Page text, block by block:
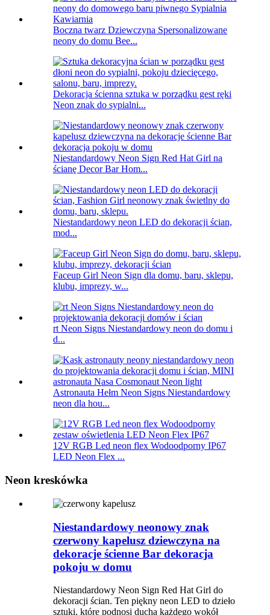
Boczna twarz Dziewczyna Spersonalizowane
neony do domu Bee...
Dekoracja ścienna sztuka w porządku gest ręki
Neon znak do sypialni...
Niestandardowy Neon Sign Red Hat Girl na
ścianę Decor Bar Hom...
Niestandardowy neon LED do dekoracji ścian,
mod...
Faceup Girl Neon Sign dla domu, baru, sklepu,
klubu, imprezy, w...
rt Neon Signs Niestandardowy neon do domu i
d...
Astronauta Hełm Neon Signs Niestandardowy
neon dla hou...
12V RGB Led neon flex Wodoodporny IP67
LED Neon Flex ...
Neon kreskówka
Niestandardowy neonowy znak
czerwony kapelusz dziewczyna na
dekoracje ścienne Bar dekoracja
pokoju w domu
Niestandardowy Neon Sign Red Hat Girl do
dekoracji ścian. Ten piękny neon LED to dzieło
sztuki, które podnosi ducha każdego wokół